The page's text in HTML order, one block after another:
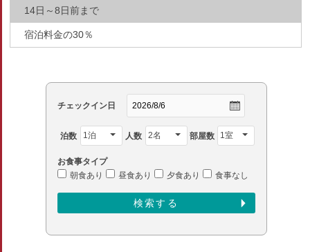
14日～8日前まで
宿泊料金の30％
チェックイン日
泊数 人数 部屋数
お食事タイプ
朝食あり
昼食あり 夕食あり 食事なし